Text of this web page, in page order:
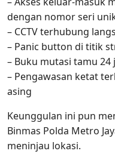
dengan nomor seri
– CCTV terhubung
– Panic button di titik
– Buku mutasi tamu 24
– Pengawasan ketat
asing
Keunggulan ini pun
Binmas Polda Metro
meninjau lokasi.